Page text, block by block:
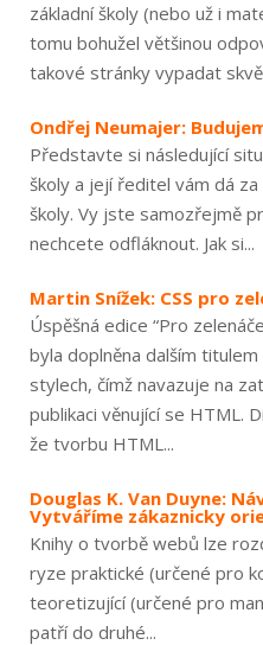
základní školy (nebo už i
tomu bohužel většinou
takové stránky vypadat
Ondřej Neumajer:
Představte si následující
školy a její ředitel vám dá
školy. Vy jste samozřejmě
nechcete odfláknout. Jak si...
Martin Snížek: CSS pro
Úspěšná edice “Pro
byla doplněna dalším
stylech, čímž navazuje na
publikaci věnující se HTML.
že tvorbu HTML...
Douglas K. Van Duyne:
Vytváříme zákaznicky
Knihy o tvorbě webů lze
ryze praktické (určené pro
teoretizující (určené pro
patří do druhé...